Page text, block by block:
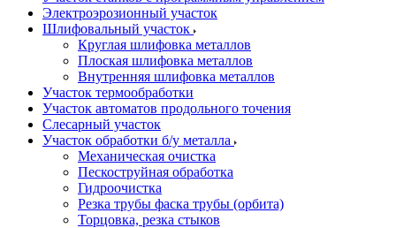
Электроэрозионный участок
Шлифовальный участок
Круглая шлифовка металлов
Плоская шлифовка металлов
Внутренняя шлифовка металлов
Участок термообработки
Участок автоматов продольного точения
Слесарный участок
Участок обработки б/у металла
Механическая очистка
Пескоструйная обработка
Гидроочистка
Резка трубы фаска трубы (орбита)
Торцовка, резка стыков